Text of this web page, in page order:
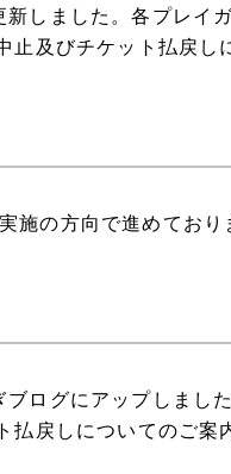
しました。各プレイ
及びチケット払戻し
施の方向で進めており
ログにアップしまし
戻しについてのご案